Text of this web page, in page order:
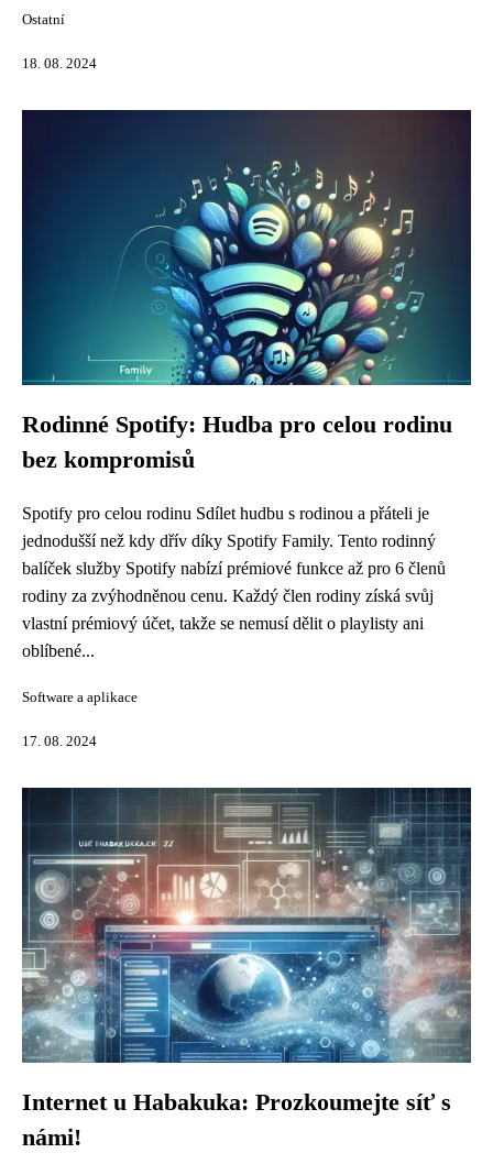
Ostatní
18. 08. 2024
Rodinné Spotify: Hudba pro celou rodinu
bez kompromisů
Spotify pro celou rodinu Sdílet hudbu s rodinou a přáteli je
jednodušší než kdy dřív díky Spotify Family. Tento rodinný
balíček služby Spotify nabízí prémiové funkce až pro 6 členů
rodiny za zvýhodněnou cenu. Každý člen rodiny získá svůj
vlastní prémiový účet, takže se nemusí dělit o playlisty ani
oblíbené...
Software a aplikace
17. 08. 2024
Internet u Habakuka: Prozkoumejte síť s
námi!